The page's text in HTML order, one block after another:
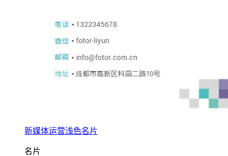
新媒体运营浅色名片
名片